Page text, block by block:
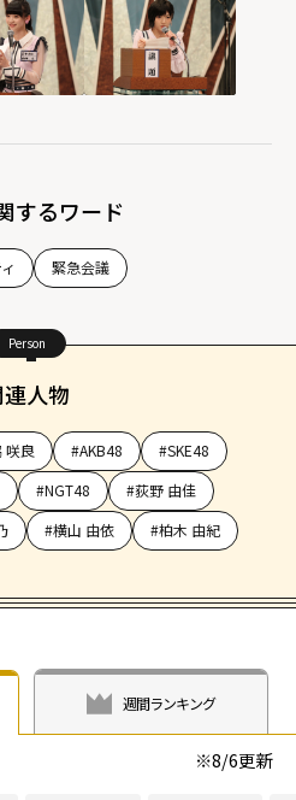
するワード
緊急会議
Person
人物
咲良 #AKB48
#SKE48
#NGT48
#荻野 由佳
#横山 由依 #柏木 由紀
週間ランキング
※8/6更新